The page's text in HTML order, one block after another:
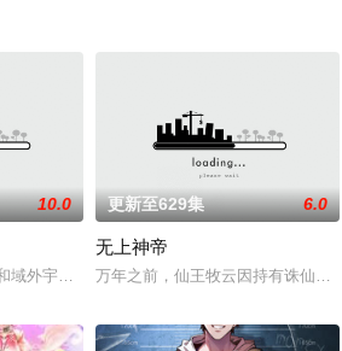
原型为高丽使者
誓言，以镜湖道院为起点，凭借坚毅无畏的心
10.0
域外宇宙，两个宇宙彼此为敌，域外宇宙由天
更新至629集 6.0
无上神帝
万年之前，仙王牧云因持有诛仙图